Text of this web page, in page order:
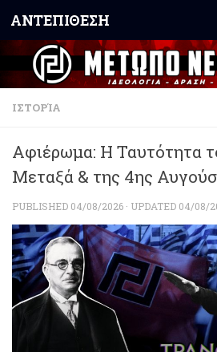
Skip to content
ΑΝΤΕΠΙΘΕΣΗ
ΙΣΤΟΡΊΑ
Αφιέρωμα: Η Ταυτότητα
Μεταξά & της 4ης
PUBLISHED 04/08/2026 · UPDATED 04/08/